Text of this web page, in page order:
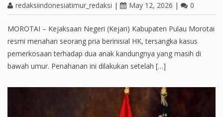
redaksiindonesiatimur_redaksi | May 12, 2026 | 0
MOROTAI – Kejaksaan Negeri (Kejari) Kabupaten Pulau Morotai
resmi menahan seorang pria berinisial HK, tersangka kasus
pemerkosaan terhadap dua anak kandungnya yang masih di
bawah umur. Penahanan ini dilakukan setelah […]